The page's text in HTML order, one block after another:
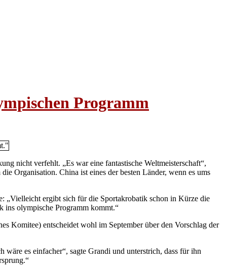
Programm
nicht verfehlt. „Es war eine fantastische Weltmeisterschaft“,
Organisation. China ist eines der besten Länder, wenn es ums
„Vielleicht ergibt sich für die Sportakrobatik schon in Kürze die
ins olympische Programm kommt.“
Komitee) entscheidet wohl im September über den Vorschlag der
es einfacher“, sagte Grandi und unterstrich, dass für ihn